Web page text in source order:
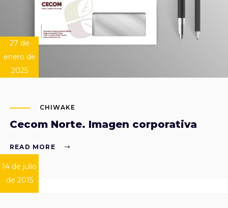
27 de
enero de
2025
CHIWAKE
Cecom Norte. Imagen corporativa
READ MORE
14 de julio
de 2015